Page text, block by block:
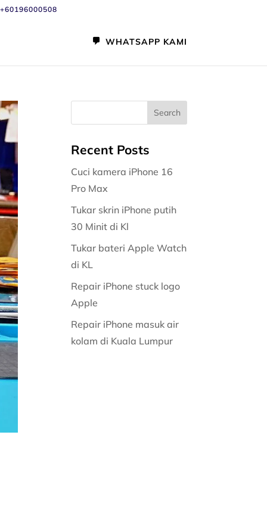
+60196000508
WHATSAPP KAMI
Recent Posts
Cuci kamera iPhone 16
Pro Max
Tukar skrin iPhone putih
30 Minit di Kl
Tukar bateri Apple Watch
di KL
Repair iPhone stuck logo
Apple
Repair iPhone masuk air
kolam di Kuala Lumpur